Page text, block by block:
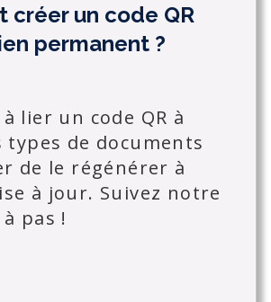
créer un code QR
permanent ?
lier un code QR à
de documents
de le régénérer à
à jour. Suivez notre
pas !